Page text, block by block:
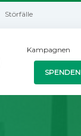
Störfälle
Kampagnen
SPENDEN